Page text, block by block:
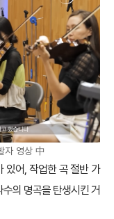
자 영상 中
있어, 작업한 곡 절반 가
의 명곡을 탄생시킨 거